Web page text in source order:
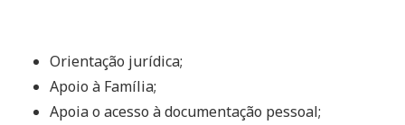
Orientação jurídica;
Apoio à Família;
Apoia o acesso à documentação pessoal;